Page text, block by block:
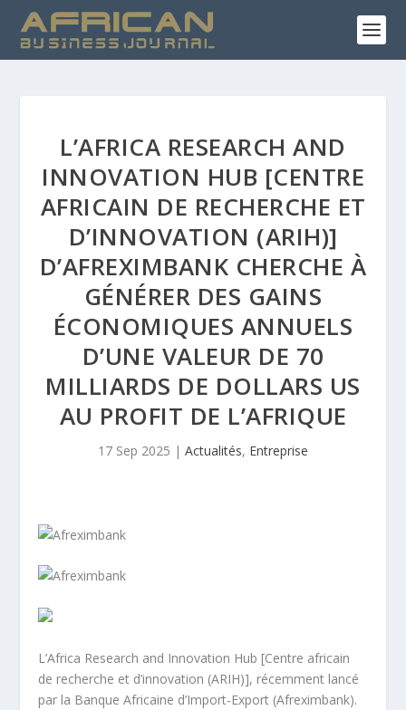
L’AFRICA RESEARCH AND
INNOVATION HUB [CENTRE
AFRICAIN DE RECHERCHE ET
D’INNOVATION (ARIH)]
D’AFREXIMBANK CHERCHE À
GÉNÉRER DES GAINS
ÉCONOMIQUES ANNUELS
D’UNE VALEUR DE 70
MILLIARDS DE DOLLARS US
AU PROFIT DE L’AFRIQUE
17 Sep 2025 | Actualités, Entreprise
L’Africa Research and Innovation Hub [Centre africain
de recherche et d’innovation (ARIH)], récemment lancé
par la Banque Africaine d’Import-Export (Afreximbank).